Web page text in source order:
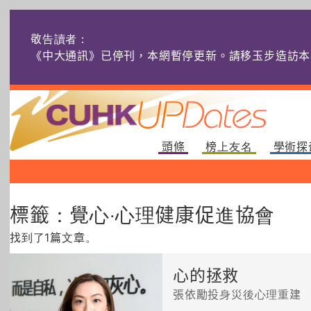
敬告讀者：
《中大通訊》已停刊，本網暫停更新。請移玉步造訪
頭條 榜上友名 學術探
標籤：覺心‧心理健康促進協會
找到了1篇文章。
心的拯救
張依勵投身災後心理重建